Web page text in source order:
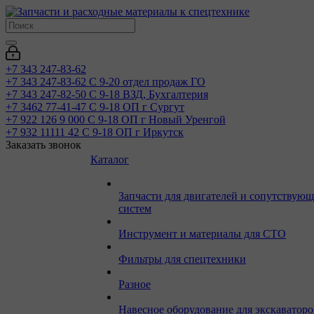
+7 343 247-83-62
+7 343 247-83-62 С 9-20 отдел продаж ГО
+7 343 247-82-50 С 9-18 ВЗД, Бухгалтерия
+7 3462 77-41-47 С 9-18 ОП г Сургут
+7 922 126 9 000 С 9-18 ОП г Новый Уренгой
+7 932 11111 42 С 9-18 ОП г Иркутск
Заказать звонок
Каталог
Запчасти для двигателей и
систем
Инструмент и материалы для СТО
Фильтры для спецтехники
Разное
Навесное оборудование для